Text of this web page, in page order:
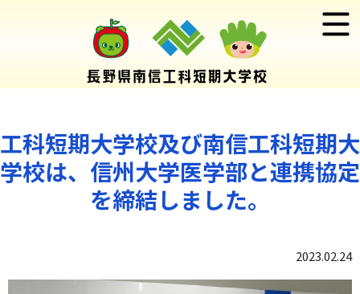
工科短期大学校及び南信工科短期大
学校は、信州大学医学部と連携協定
を締結しました。
2023.02.24